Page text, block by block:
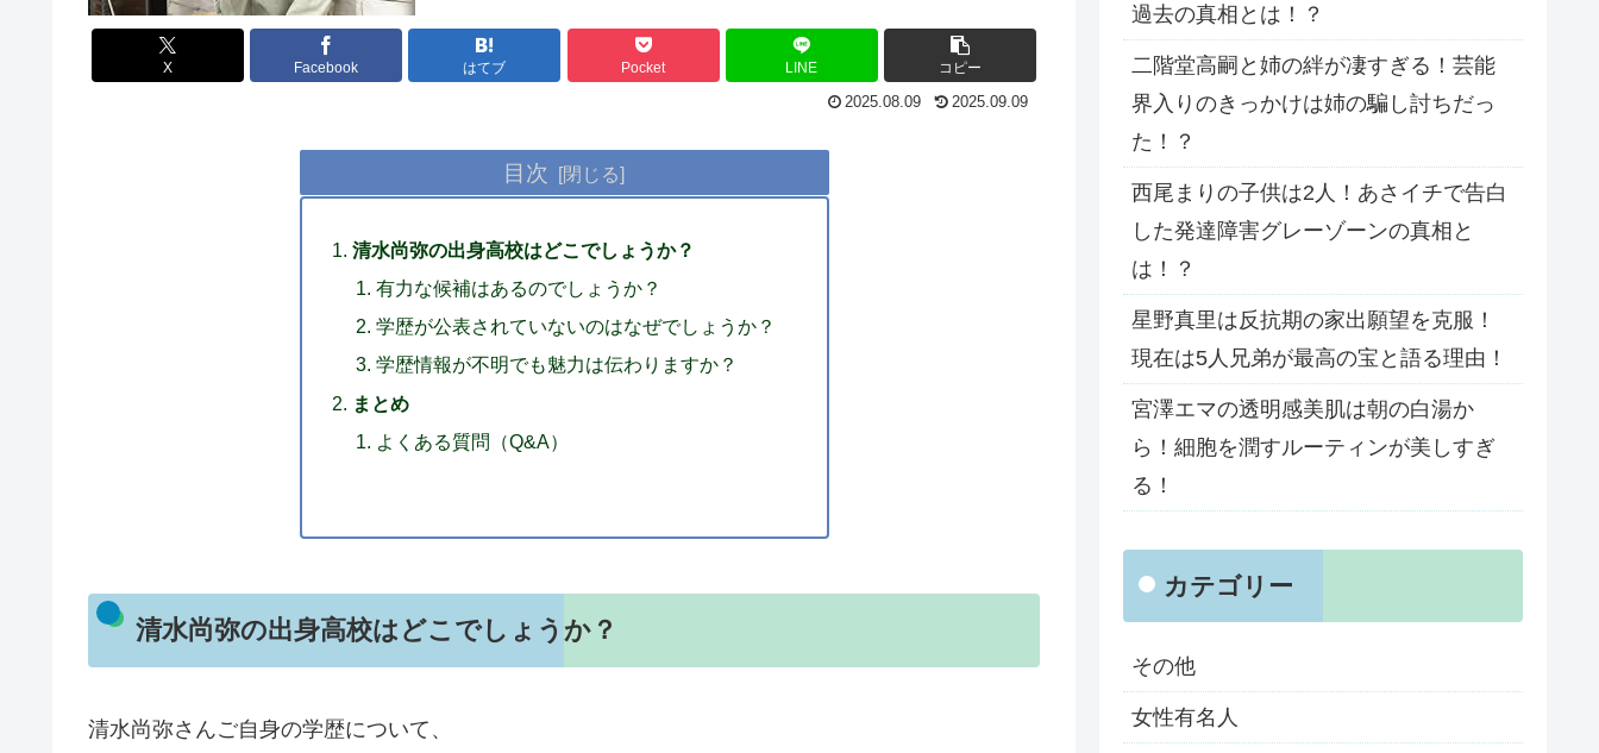
X Facebook はてブ Pocket LINE コピー
2025.08.09 2025.09.09
目次
清水尚弥の出身高校はどこでしょうか？
有力な候補はあるのでしょうか？
学歴が公表されていないのはなぜでしょうか？
学歴情報が不明でも魅力は伝わりますか？
まとめ
よくある質問（Q&A）
清水尚弥の出身高校はどこでしょうか？
清水尚弥さんご自身の学歴について、
過去の真相とは！？
二階堂高嗣と姉の絆が凄すぎる！芸能
界入りのきっかけは姉の騙し討ちだっ
た！？
西尾まりの子供は2人！あさイチで告白
した発達障害グレーゾーンの真相と
は！？
星野真里は反抗期の家出願望を克服！
現在は5人兄弟が最高の宝と語る理由！
宮澤エマの透明感美肌は朝の白湯か
ら！細胞を潤すルーティンが美しすぎ
る！
カテゴリー
その他
女性有名人